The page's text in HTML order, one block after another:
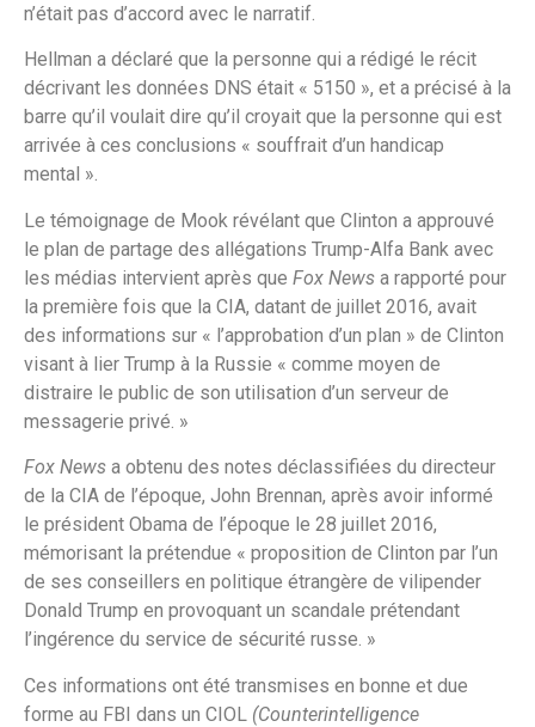
n’était pas d’accord avec le narratif.
Hellman a déclaré que la personne qui a rédigé le récit
décrivant les données DNS était « 5150 », et a précisé à la
barre qu’il voulait dire qu’il croyait que la personne qui est
arrivée à ces conclusions « souffrait d’un handicap
mental ».
Le témoignage de Mook révélant que Clinton a approuvé
le plan de partage des allégations Trump-Alfa Bank avec
les médias intervient après que Fox News a rapporté pour
la première fois que la CIA, datant de juillet 2016, avait
des informations sur « l’approbation d’un plan » de Clinton
visant à lier Trump à la Russie « comme moyen de
distraire le public de son utilisation d’un serveur de
messagerie privé. »
Fox News a obtenu des notes déclassifiées du directeur
de la CIA de l’époque, John Brennan, après avoir informé
le président Obama de l’époque le 28 juillet 2016,
mémorisant la prétendue « proposition de Clinton par l’un
de ses conseillers en politique étrangère de vilipender
Donald Trump en provoquant un scandale prétendant
l’ingérence du service de sécurité russe. »
Ces informations ont été transmises en bonne et due
forme au FBI dans un CIOL (Counterintelligence